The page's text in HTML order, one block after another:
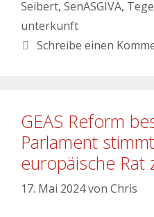
Seibert, SenASGIVA,
unterkunft
Schreibe einen
GEAS Reform
Parlament
europäische Rat
17. Mai 2024von Chris